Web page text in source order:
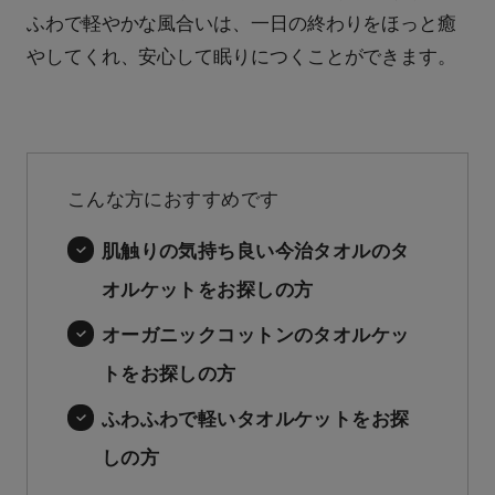
ふわで軽やかな風合いは、一日の終わりをほっと癒
やしてくれ、安心して眠りにつくことができます。
こんな方におすすめです
肌触りの気持ち良い今治タオルのタ
オルケットをお探しの方
オーガニックコットンのタオルケッ
トをお探しの方
ふわふわで軽いタオルケットをお探
しの方